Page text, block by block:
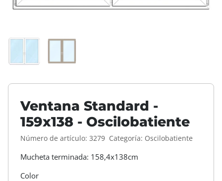
Ventana Standard -
159x138 - Oscilobatiente
Número de artículo: 3279 Categoría: Oscilobatiente
Mucheta terminada: 158,4x138cm
Color